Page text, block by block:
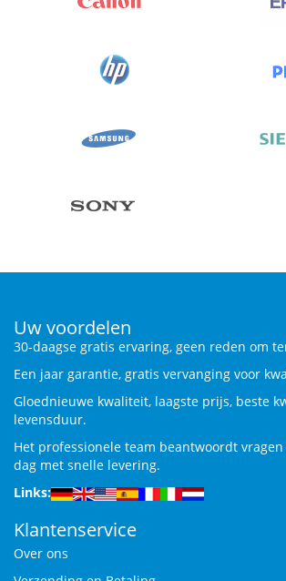
Uw voordelen
30-daagse gratis ervaring, geen reden om
Een jaar garantie, gratis vervanging voor
Gloednieuwe kwaliteit, laagste prijs, beste
levensduur.
Het professionele team beantwoordt
dag met snelle levering.
Links:
Klantenservice
Over ons